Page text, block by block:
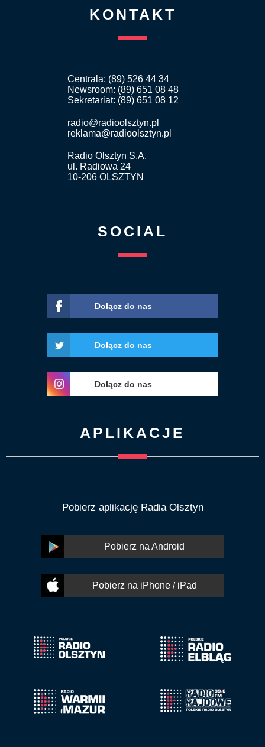
KONTAKT
Centrala: (89) 526 44 34
Newsroom: (89) 651 08 48
Sekretariat: (89) 651 08 12
radio@radioolsztyn.pl
reklama@radioolsztyn.pl
Radio Olsztyn S.A.
ul. Radiowa 24
10-206 OLSZTYN
SOCIAL
Dołącz do nas
Dołącz do nas
Dołącz do nas
APLIKACJE
Pobierz aplikację Radia Olsztyn
Pobierz na Android
Pobierz na iPhone / iPad